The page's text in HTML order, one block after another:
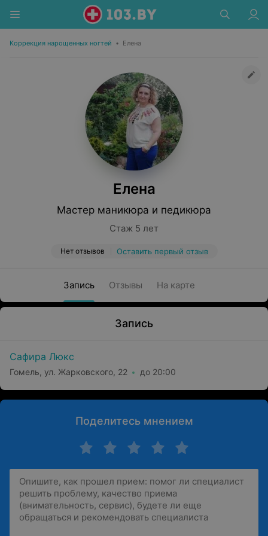
Коррекция нарощенных ногтей • Елена
Елена
Мастер маникюра и педикюра
Стаж 5 лет
Нет отзывов Оставить первый отзыв
Запись Отзывы На карте
Запись
Сафира Люкс
Гомель, ул. Жарковского, 22 до 20:00
Поделитесь мнением